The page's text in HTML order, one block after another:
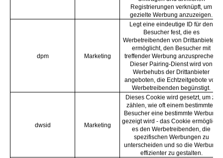
Registrierungen verknüpft, um
gezielte Werbung anzuzeigen.
dpm Marketing
Legt eine eindeutige ID für den
Besucher fest, die es
Werbetreibenden von Drittanbietern
ermöglicht, den Besucher mit
treffender Werbung anzusprechen.
Dieser Pairing-Dienst wird von
Werbehubs der Drittanbieter
angeboten, die Echtzeitgebote von
Werbetreibenden begünstigt.
dwsid Marketing
Dieses Cookie wird gesetzt, um zu
zählen, wie oft einem bestimmten
Besucher eine bestimmte Werbung
gezeigt wird - das Cookie ermöglicht
es den Werbetreibenden, die
spezifischen Werbungen zu
unterscheiden und so die Werbung
effizienter zu gestalten.